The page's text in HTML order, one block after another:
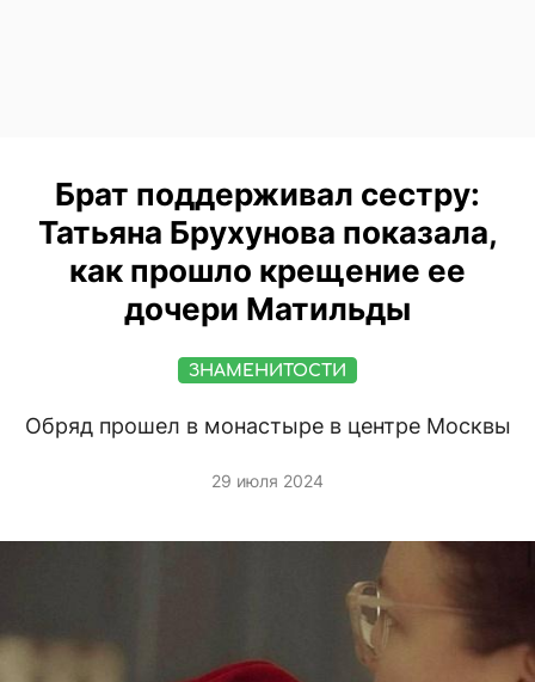
Брат поддерживал сестру:
Татьяна Брухунова показала,
как прошло крещение ее
дочери Матильды
ЗНАМЕНИТОСТИ
Обряд прошел в монастыре в центре Москвы
29 июля 2024